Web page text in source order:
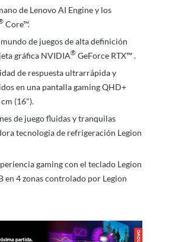
de Lenovo AI Engine y los
Core™.
de juegos de alta definición
gráfica NVIDIA® GeForce RTX™ .
de respuesta ultrarrápida y
en una pantalla gaming QHD+
(16").
de juego fluidas y tranquilas
tecnología de refrigeración Legion
gaming con el teclado Legion
en 4 zonas controlado por Legion